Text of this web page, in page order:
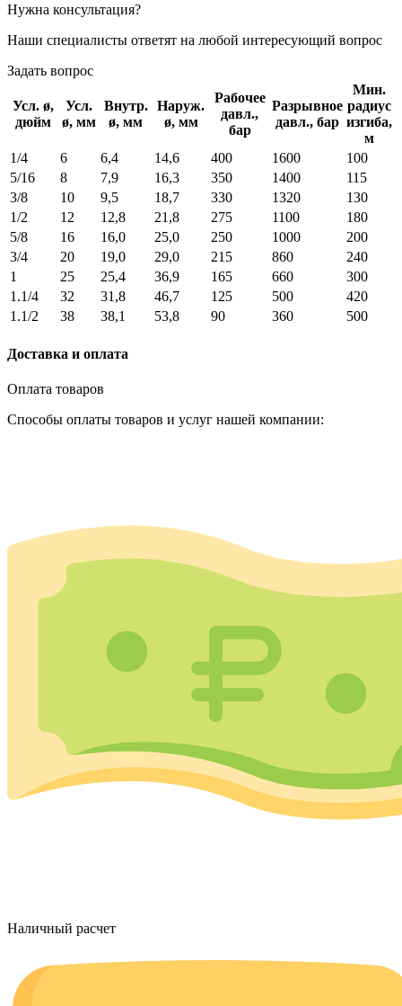
Нужна консультация?
Наши специалисты ответят на любой интересующий вопрос
Задать вопрос
Усл. ø,
дюйм
Усл.
ø, мм
Внутр.
ø, мм
Наруж.
ø, мм
Рабочее
давл.,
бар
Разрывное
давл., бар
Мин.
радиус
изгиба,
м
1/4
6 6,4 14,6 400 1600
100
5/16
8 7,9 16,3 350 1400
115
3/8
10 9,5 18,7 330 1320
130
1/2
12 12,8 21,8 275 1100
180
5/8
16 16,0 25,0 250 1000
200
3/4
20 19,0 29,0 215 860
240
1
25 25,4 36,9 165 660
300
1.1/4
32 31,8 46,7 125 500
420
1.1/2
38 38,1 53,8 90 360 500
Доставка и оплата
Оплата товаров
Способы оплаты товаров и услуг нашей компании:
Наличный расчет